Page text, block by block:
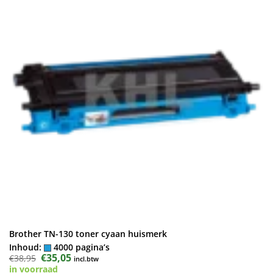
Brother TN-130 toner cyaan huismerk
Inhoud:
4000 pagina’s
€38,95 Oorspronkelijke
prijs
€35,05Huidige
prijs
incl.btw
in voorraad